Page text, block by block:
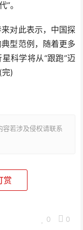
。
对此表示，中国探
型范例，随着更多
科学将从“跟跑”迈
)
容若涉及侵权请联系
赏
0 0